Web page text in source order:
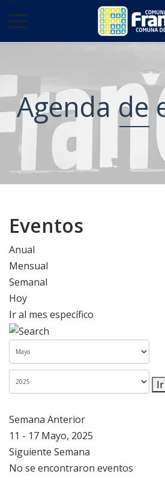
Agenda de
Eventos
Anual
Mensual
Semanal
Hoy
Ir al mes específico
Semana Anterior
11 - 17 Mayo, 2025
Siguiente Semana
No se encontraron eventos